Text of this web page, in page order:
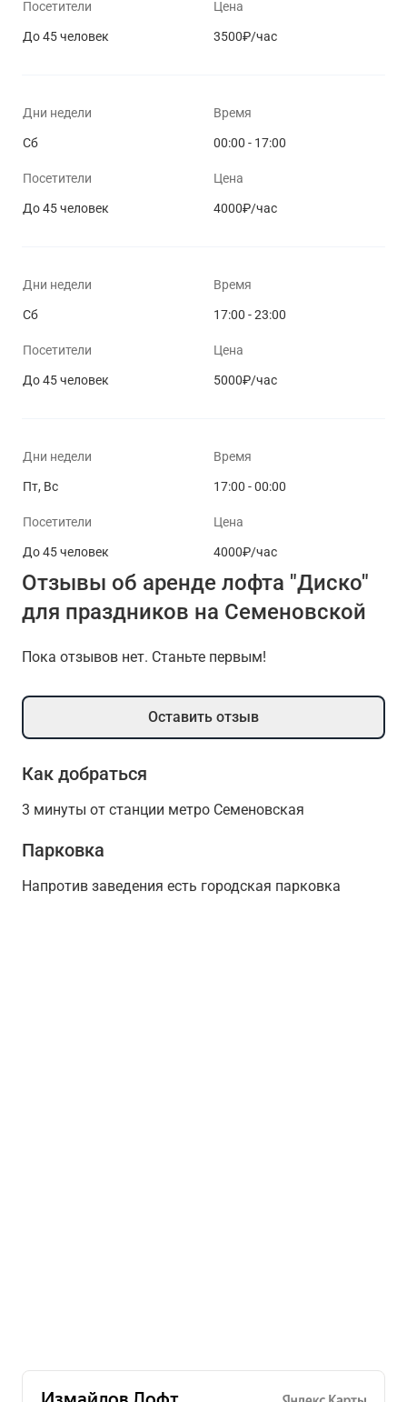
Посетители
До 45 человек
Цена
3500₽/час
Дни недели
Сб
Время
00:00 - 17:00
Посетители
До 45 человек
Цена
4000₽/час
Дни недели
Сб
Время
17:00 - 23:00
Посетители
До 45 человек
Цена
5000₽/час
Дни недели
Пт, Вс
Время
17:00 - 00:00
Посетители
До 45 человек
Цена
4000₽/час
Отзывы об аренде лофта "Диско"
для праздников на Семеновской
Пока отзывов нет. Станьте первым!
Оставить отзыв
Как добраться
3 минуты от станции метро Семеновская
Парковка
Напротив заведения есть городская парковка